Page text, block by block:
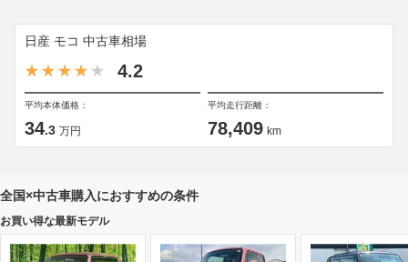
日産 モコ 中古車相場
4.2
平均本体価格：
34.3 万円
平均走行距離：
78,409 km
全国×中古車購入におすすめの条件
お買い得な最新モデル